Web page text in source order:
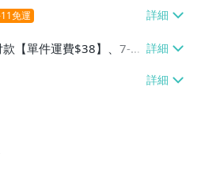
免運
款【單件運費$38】、7-EL
單件運費$38】、郵局掛